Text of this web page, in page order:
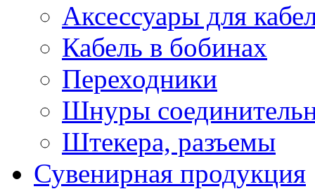
Аксессуары для
Кабель в бобинах
Переходники
Шнуры
Штекера, разъемы
Сувенирная продукция